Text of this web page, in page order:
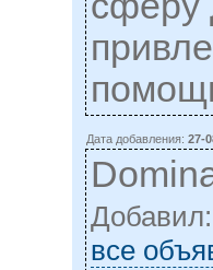
Дата добавления: 27-
все